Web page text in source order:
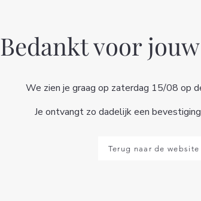
Bedankt voor
We zien je graag op zaterdag 15/08 op
Je ontvangt zo dadelijk een
Terug naar de website